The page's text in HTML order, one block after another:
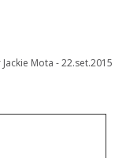
Mota -22.set.2015